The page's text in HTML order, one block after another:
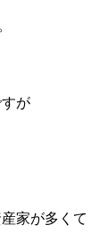
が
家が多くて